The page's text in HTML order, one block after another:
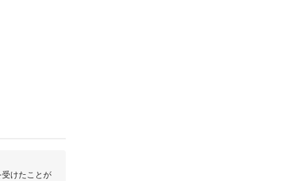
けたことが